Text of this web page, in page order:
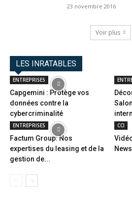
23 novembre 2016
Voir plus
LES INRATABLES
ENTREPRISES
Capgemini : Protège vos
données contre la
cybercriminalité
ENTREPRISES
Factum Group: Nos
expertises du leasing et de la
gestion de...
CCI
News